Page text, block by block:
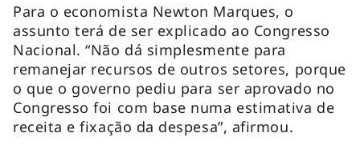
Para o economista Newton Marques, o
assunto terá de ser explicado ao Congresso
Nacional. “Não dá simplesmente para
remanejar recursos de outros setores, porque
o que o governo pediu para ser aprovado no
Congresso foi com base numa estimativa de
receita e fixação da despesa”, afirmou.